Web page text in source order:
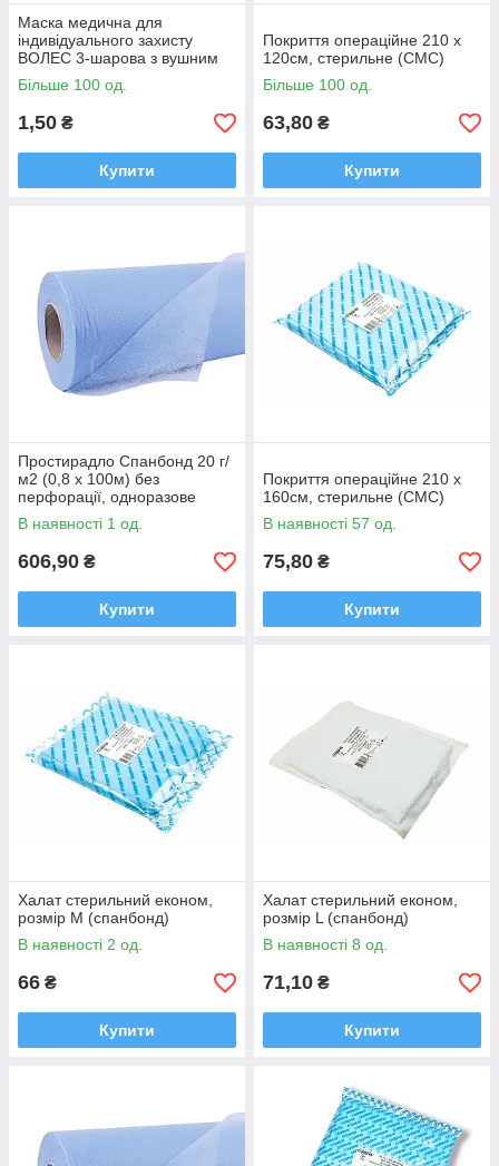
Маска медична для
індивідуального захисту
ВОЛЕС 3-шарова з вушним
зачепом
Більше 100 од.
1,50 ₴
Купити
Покриття операційне 210 х
120см, стерильне (СМС)
Більше 100 од.
63,80 ₴
Купити
Простирадло Спанбонд 20 г/
м2 (0,8 х 100м) без
перфорації, одноразове
В наявності 1 од.
606,90 ₴
Купити
Покриття операційне 210 х
160см, стерильне (СМС)
В наявності 57 од.
75,80 ₴
Купити
Халат стерильний економ,
розмір М (спанбонд)
В наявності 2 од.
66 ₴
Купити
Халат стерильний економ,
розмір L (спанбонд)
В наявності 8 од.
71,10 ₴
Купити